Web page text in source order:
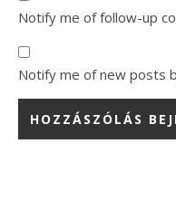
Notify me of follow-up
Notify me of new posts